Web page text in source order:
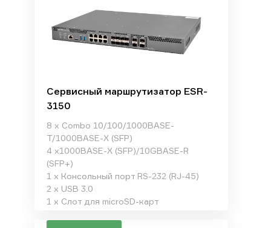
Сервисный маршрутизатор ESR-
3150
8 x Combo 10/100/1000BASE-
T/1000BASE-X (SFP)
4 x1000BASE-X (SFP)/10GBASE-R
(SFP+)
1 x Консольный порт RS-232 (RJ-45)
2 x USB 3.0
1 x Слот для microSD-карт